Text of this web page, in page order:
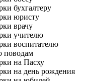
бухгалтеру
юристу
врачу
учителю
воспитателю
поводам
на Пасху
на день рождения